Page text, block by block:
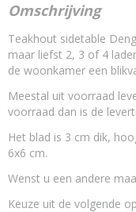
Omschrijving
Teakhout sidetable
maar liefst 2, 3 of 4
de woonkamer een
Meestal uit voorraad
voorraad dan is de
Het blad is 3 cm dik,
6x6 cm.
Wenst u een andere
Keuze uit de volgende